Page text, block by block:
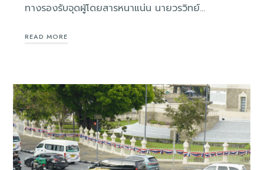
ทางรองรับจุดผู้โดยสารหนาแน่น นายวรวิทย์…
READ MORE